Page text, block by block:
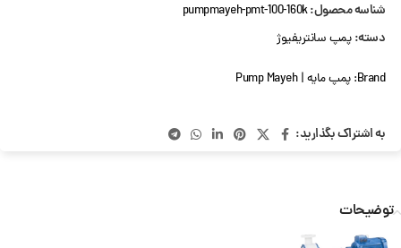
شناسه محصول:pumpmayeh-pmt-100-160k
دسته: پمپ سانتریفیوژ
Brand: پمپ مایه | Pump Mayeh
به اشتراک بگذارید:
توضیحات